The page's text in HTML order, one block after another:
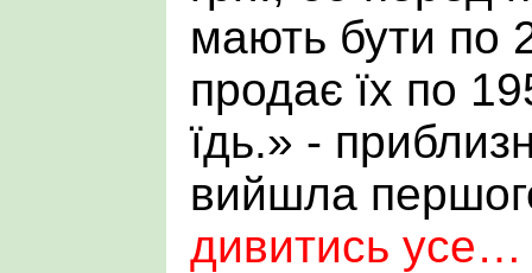
мають бути по
продає їх по
їдь.» -
вийшла
дивитись усе…